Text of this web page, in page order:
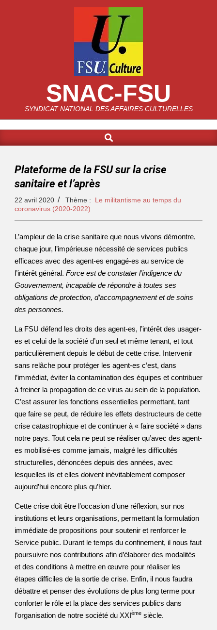
SNAC-FSU
SYNDICAT NATIONAL DES AFFAIRES CULTURELLES
Plateforme de la FSU sur la crise
sanitaire et l’après
22 avril 2020 Thème :
Le militantisme au temps du
coronavirus (2020-2022)
L’ampleur de la crise sanitaire que nous vivons démontre,
chaque jour, l’impérieuse nécessité de services publics
efficaces avec des agent-es engagé-es au service de
l’intérêt général. Force est de constater l’indigence du
Gouvernement, incapable de répondre à toutes ses
obligations de protection, d’accompagnement et de soins
des personnes.
La FSU défend les droits des agent-es, l’intérêt des usager-
es et celui de la société d’un seul et même tenant, et tout
particulièrement depuis le début de cette crise. Intervenir
sans relâche pour protéger les agent-es c’est, dans
l’immédiat, éviter la contamination des équipes et contribuer
à freiner la propagation de ce virus au sein de la population.
C’est assurer les fonctions essentielles permettant, tant
que faire se peut, de réduire les effets destructeurs de cette
crise catastrophique et de continuer à « faire société » dans
notre pays. Tout cela ne peut se réaliser qu’avec des agent-
es mobilisé-es comme jamais, malgré les difficultés
structurelles, dénoncées depuis des années, avec
lesquelles ils et elles doivent inévitablement composer
aujourd’hui encore plus qu’hier.
Cette crise doit être l’occasion d’une réflexion, sur nos
institutions et leurs organisations, permettant la formulation
immédiate de propositions pour soutenir et renforcer le
Service public. Durant le temps du confinement, il nous faut
poursuivre nos contributions afin d’élaborer des modalités
et des conditions à mettre en œuvre pour réaliser les
étapes difficiles de la sortie de crise. Enfin, il nous faudra
débattre et penser des évolutions de plus long terme pour
conforter le rôle et la place des services publics dans
l’organisation de notre société du XXIème siècle.